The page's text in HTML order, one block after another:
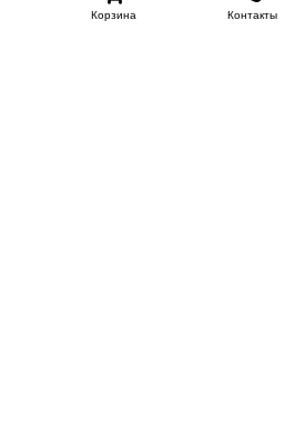
Корзина Контакты